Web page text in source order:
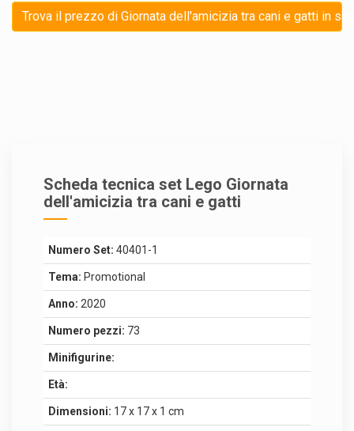
Trova il prezzo di Giornata dell'amicizia tra cani e gatti in
Scheda tecnica set Lego Giornata
dell'amicizia tra cani e gatti
Numero Set: 40401-1
Tema: Promotional
Anno: 2020
Numero pezzi: 73
Minifigurine:
Età:
Dimensioni: 17 x 17 x 1 cm